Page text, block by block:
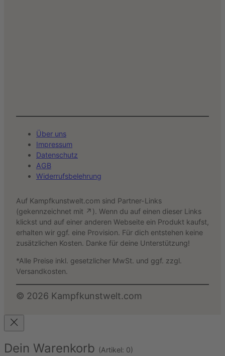
Über uns
Impressum
Datenschutz
AGB
Widerrufsbelehrung
Auf Kampfkunstwelt.com sind Partner-Links
(gekennzeichnet mit ↗). Wenn du auf einen dieser Links
klickst und auf einer anderen Webseite ein Produkt kaufst,
erhalten wir ggf. eine Provision. Für dich entstehen keine
zusätzlichen Kosten. Danke für deine Unterstützung!
*Alle Preise inkl. gesetzlicher MwSt. und ggf. zzgl.
Versandkosten.
© 2026 Kampfkunstwelt.com
Dein Warenkorb (Artikel: 0)